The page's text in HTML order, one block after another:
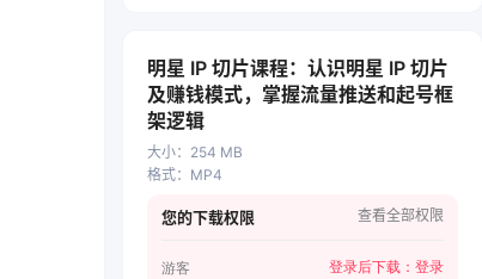
明星 IP 切片课程：认识明星 IP 切片
及赚钱模式，掌握流量推送和起号框
架逻辑
大小： 254 MB
格式： MP4
您的下载权限 查看全部权限
游客 登录后下载： 登录